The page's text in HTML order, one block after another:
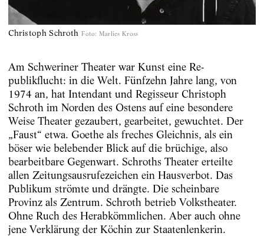
Christoph Schroth Foto: Marlies Kross
Am Schweriner Theater war Kunst eine Re­
publikflucht: in die Welt. Fünfzehn Jahre lang, von
1974 an, hat Intendant und Regisseur Christoph
Schroth im Norden des Ostens auf eine besondere
Weise Theater gezaubert, ­gearbeitet, gewuchtet. Der
„Faust“ etwa. Goethe als freches Gleichnis, als ein
böser wie belebender Blick auf die brüchige, also
bearbeitbare Gegenwart. Schroths Theater erteilte
allen Zeitungsausrufe­zeichen ein Hausverbot. Das
Publikum strömte und drängte. Die scheinbare
Provinz als Zentrum. Schroth betrieb Volkstheater.
Ohne Ruch des ­Herabkömmlichen. Aber auch ohne
jene Verklärung der Köchin zur Staatenlenkerin.